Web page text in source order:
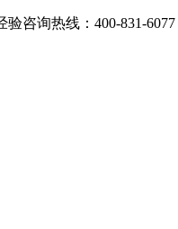
咨询热线：400-831-6077